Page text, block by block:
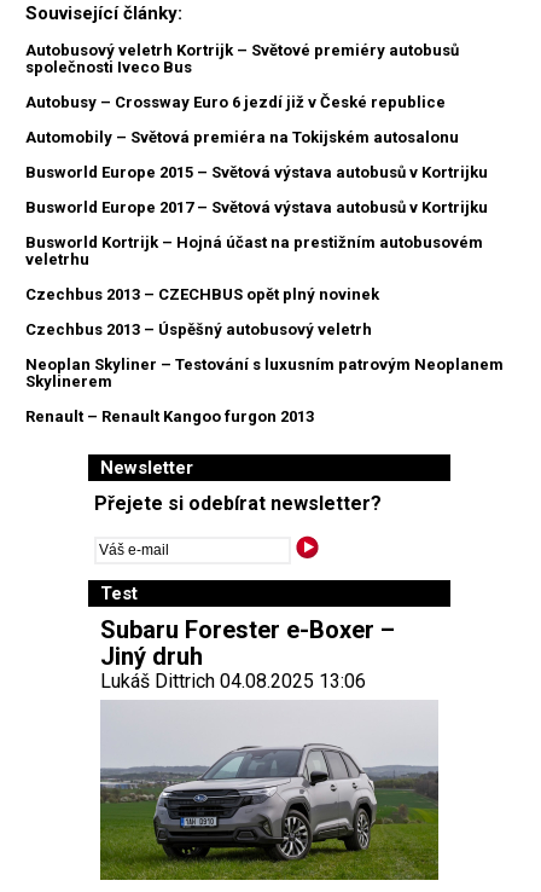
Související články:
Autobusový veletrh Kortrijk – Světové premiéry autobusů
společnosti Iveco Bus
Autobusy – Crossway Euro 6 jezdí již v České republice
Automobily – Světová premiéra na Tokijském autosalonu
Busworld Europe 2015 – Světová výstava autobusů v Kortrijku
Busworld Europe 2017 – Světová výstava autobusů v Kortrijku
Busworld Kortrijk – Hojná účast na prestižním autobusovém
veletrhu
Czechbus 2013 – CZECHBUS opět plný novinek
Czechbus 2013 – Úspěšný autobusový veletrh
Neoplan Skyliner – Testování s luxusním patrovým Neoplanem
Skylinerem
Renault – Renault Kangoo furgon 2013
Newsletter
Přejete si odebírat newsletter?
Test
Subaru Forester e-Boxer –
Jiný druh
Lukáš Dittrich 04.08.2025 13:06